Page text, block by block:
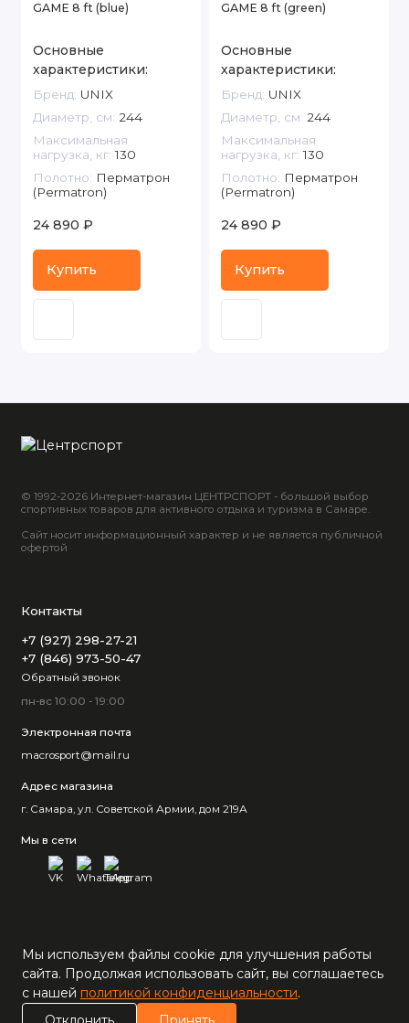
GAME 8 ft (blue)
Основные
характеристики:
Бренд: UNIX
Диаметр, см: 244
Максимальная
нагрузка, кг: 130
Полотно: Перматрон
(Permatron)
24 890 ₽
Купить
GAME 8 ft (green)
Основные
характеристики:
Бренд: UNIX
Диаметр, см: 244
Максимальная
нагрузка, кг: 130
Полотно: Перматрон
(Permatron)
24 890 ₽
Купить
© 1992-2026 Интернет-магазин ЦЕНТРСПОРТ - большой выбор
спортивных товаров для активного отдыха и туризма в Самаре.
Сайт носит информационный характер и не является публичной
офертой
Контакты
+7 (927) 298-27-21
+7 (846) 973-50-47
Обратный звонок
пн-вс 10:00 - 19:00
Электронная почта
macrosport@mail.ru
Адрес магазина
г. Самара, ул. Советской Армии, дом 219А
Мы в сети
Мы используем файлы cookie для улучшения работы
сайта. Продолжая использовать сайт, вы соглашаетесь
с нашей политикой конфиденциальности.